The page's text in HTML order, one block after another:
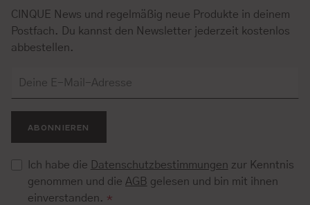
CINQUE News und regelmäßig neue Produkte in deinem
Postfach. Du kannst den Newsletter jederzeit kostenlos
abbestellen.
ABONNIEREN
Ich habe die Datenschutzbestimmungen zur Kenntnis
genommen und die AGB gelesen und bin mit ihnen
einverstanden. *